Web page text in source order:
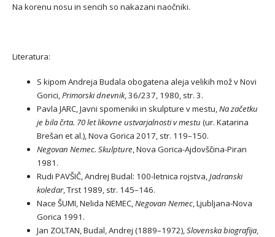
Na korenu nosu in sencih so nakazani naočniki.
Literatura:
S kipom Andreja Budala obogatena aleja velikih mož v Novi
Gorici,Primorski dnevnik, 36/237, 1980, str. 3.
Pavla JARC, Javni spomeniki in skulpture v mestu,Na začetku
je bila črta. 70 let likovne ustvarjalnosti v mestu (ur. Katarina
Brešan et al.), Nova Gorica 2017, str. 119–150.
Negovan Nemec. Skulpture, Nova Gorica-Ajdovščina-Piran
1981.
Rudi PAVŠIČ, Andrej Budal: 100-letnica rojstva,Jadranski
koledar, Trst 1989, str. 145–146.
Nace ŠUMI, Nelida NEMEC,Negovan Nemec, Ljubljana-Nova
Gorica 1991.
Jan ZOLTAN, Budal, Andrej (1889–1972),Slovenska biografija,